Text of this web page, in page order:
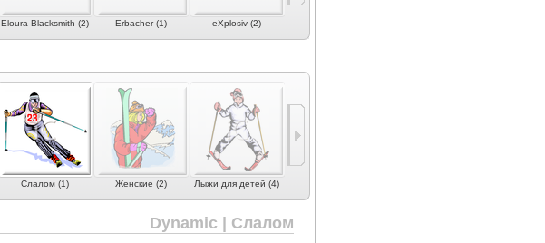
Eloura Blacksmith (2) Erbacher (1) eXplosiv (2)
Слалом (1) Женские (2) Лыжи для детей (4)
Dynamic | Слалом